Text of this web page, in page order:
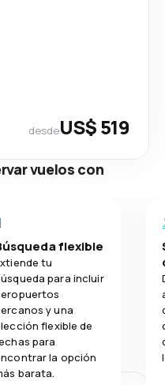
desdeUS$ 519
vuelos con
flexible
tu
para incluir
y una
flexible de
para
la opción
barata.